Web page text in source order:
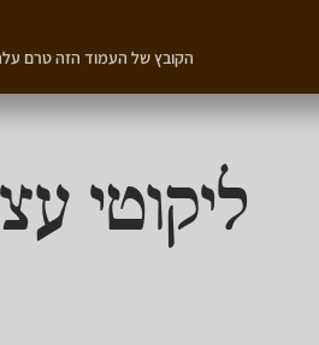
ליקוטי
הקובץ של העמוד הזה טרם